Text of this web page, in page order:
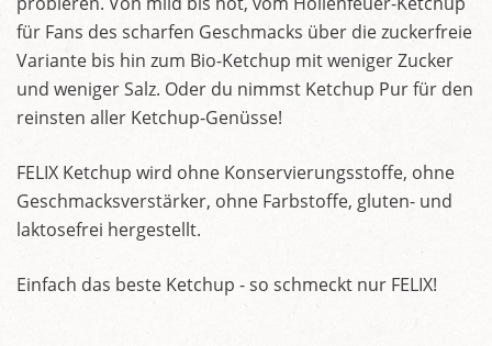
für Fans des scharfen Geschmacks über die zuckerfreie
Variante bis hin zum Bio-Ketchup mit weniger Zucker
und weniger Salz. Oder du nimmst Ketchup Pur für den
reinsten aller Ketchup-Genüsse!
FELIX Ketchup wird ohne Konservierungsstoffe, ohne
Geschmacksverstärker, ohne Farbstoffe, gluten- und
laktosefrei hergestellt.
Einfach das beste Ketchup - so schmeckt nur FELIX!